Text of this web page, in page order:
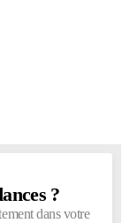
?
dans votre